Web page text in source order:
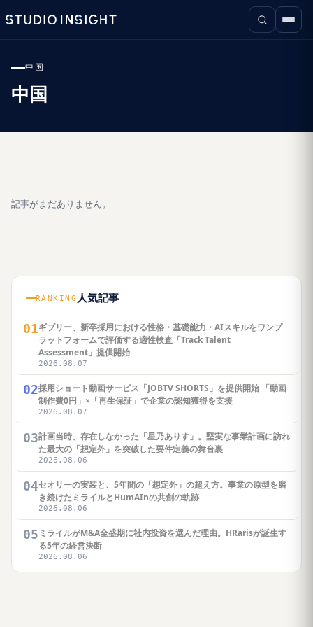
中国
中国
記事がまだありません。
RANKING 人気記事
01ギブリー、新卒採用における性格・基礎能力・AIスキルをワンプ
ラットフォームで評価する適性検査「Track Talent
Assessment」提供開始
2026.08.07
02採用ショート動画サービス「JOBTV SHORTS」を提供開始 「動画
制作費0円」×「再生保証」で企業の認知獲得を支援
2026.08.07
03計画当時、存在しなかった「星乃ありす」。堅実な事業計画に訪れ
た最大の「想定外」を突破した要件定義の舞台裏
2026.08.06
04セオリーの実装と、5年間の「想定外」の超え方。事業の原型を磨
き続けたミライルとHumAInの共創の軌跡
2026.08.06
05 ミライルがM&A全盛期に社内投資を選んだ理由。HRarisが誕生す
る5年の経営決断
2026.08.06